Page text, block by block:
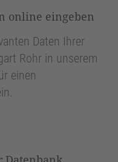
online eingeben
Daten Ihrer
Rohr in unserem
einen